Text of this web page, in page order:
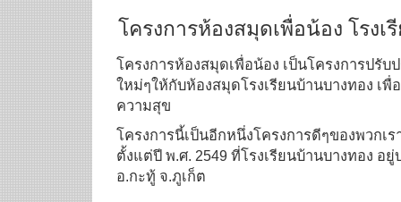
โครงการห้องสมุดเพื่อน้อง โรงเ
โครงการห้องสมุดเพื่อน้อง เป็นโครงการปรั
ใหม่ๆให้กับห้องสมุดโรงเรียนบ้านบางทอง เพื่
ความสุข
โครงการนี้เป็นอีกหนึ่งโครงการดีๆของพวกเ
ตั้งแต่ปี พ.ศ. 2549 ที่โรงเรียนบ้านบางทอง อ
อ.กะทู้ จ.ภูเก็ต